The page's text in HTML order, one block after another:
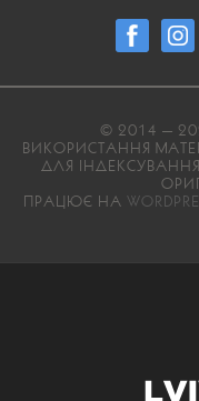
© 2014 —
ВИКОРИСТАННЯ
ДЛЯ
ПРАЦЮЄ НА